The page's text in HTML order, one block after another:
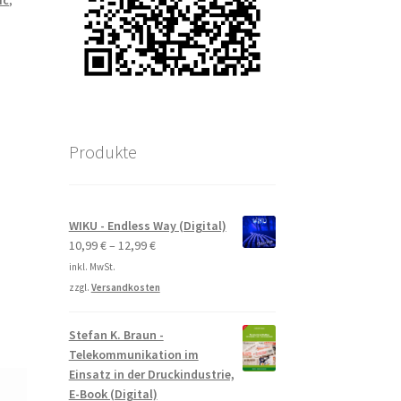
Produkte
WIKU - Endless Way (Digital)
10,99€– 12,99€
inkl. MwSt.
zzgl. Versandkosten
Stefan K. Braun -
Telekommunikation im
Einsatz in der Druckindustrie,
E-Book (Digital)